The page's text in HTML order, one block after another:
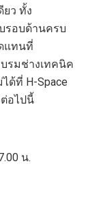
ยว ทั้ง
รอบด้านครบ
แทนที่
รมช่างเทคนิค
ด้ที่ H-Space
อไปนี้
น.